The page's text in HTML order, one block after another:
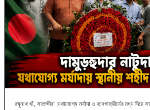
রঘুনাথ খাঁ, সাতক্ষীরা :যথাযোগ্য মর্যাদা ও ভাবগাম্ভীর্যের মধ্য দিয়ে